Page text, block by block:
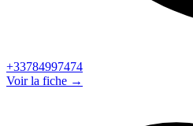
+33784997474
Voir la fiche →